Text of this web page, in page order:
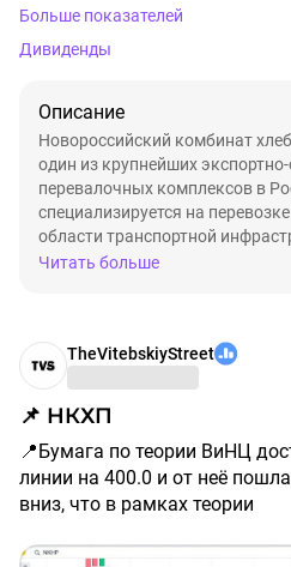
Больше показателей
Дивиденды
Описание
Новороссийский комбинат
один из крупнейших
перевалочных комплексов в
специализируется на
области транспортной
Читать больше
TheVitebskiyStreet
📌 НКХП
📍Бумага по теории ВиНЦ достигла первой желтой
линии на 400.0 и от неё
вниз, что в рамках теории
📍Пока мы наблюдаем за